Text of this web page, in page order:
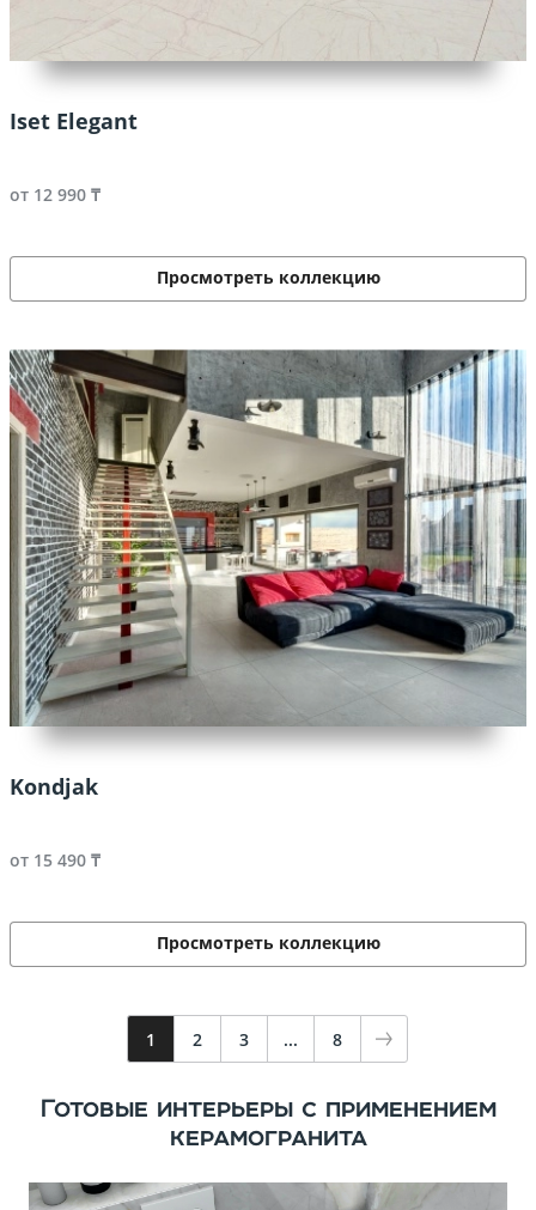
Iset Elegant
от 12 990 ₸
Просмотреть коллекцию
Kondjak
от 15 490 ₸
Просмотреть коллекцию
1 2 3 ... 8
Готовые интерьеры с применением
керамогранита